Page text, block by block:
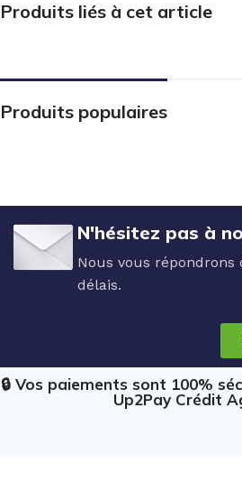
Produits liés à cet article
Produits populaires
N'hésitez pas à
Nous vous
délais.
🔒 Vos paiements sont 100%
Up2Pay Crédit